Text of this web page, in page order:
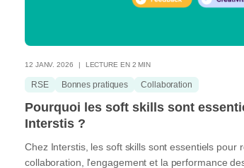
12 JANV. 2026 LECTURE EN 2 MIN
RSE Bonnes pratiques Collaboration
Pourquoi les soft skills sont
Interstis ?
Chez Interstis, les soft skills sont essentiels pour
collaboration, l'engagement et la performance